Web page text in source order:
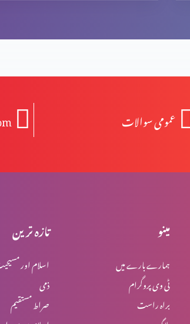
عمومی سوالات
تازہ ترین
اسلام اور
ذمی
صراط مستقیم
مینو
ہمارے بارے میں
ٹی وی پروگرام
براہ راست